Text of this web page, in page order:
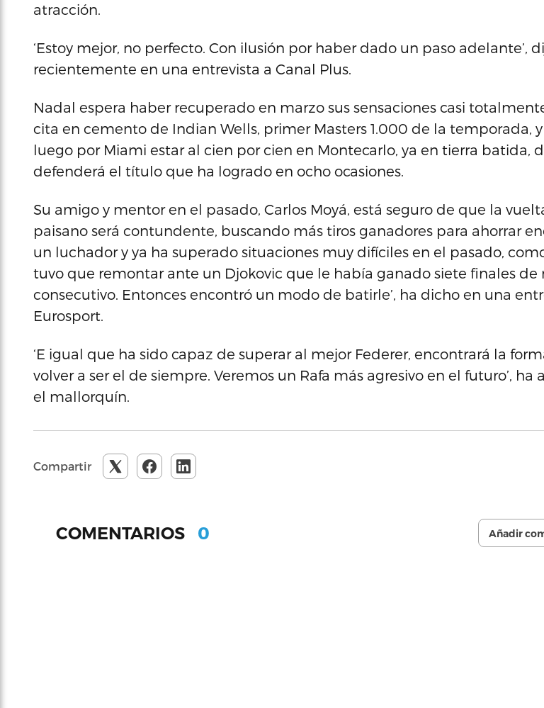
atracción.
‘Estoy mejor, no perfecto. Con ilusión por haber dado un paso adelante’,
recientemente en una entrevista a Canal Plus.
Nadal espera haber recuperado en marzo sus sensaciones casi
cita en cemento de Indian Wells, primer Masters 1.000 de la temporada,
luego por Miami estar al cien por cien en Montecarlo, ya en tierra batida,
defenderá el título que ha logrado en ocho ocasiones.
Su amigo y mentor en el pasado, Carlos Moyá, está seguro de que la
paisano será contundente, buscando más tiros ganadores para ahorrar
un luchador y ya ha superado situaciones muy difíciles en el pasado,
tuvo que remontar ante un Djokovic que le había ganado siete finales de
consecutivo. Entonces encontró un modo de batirle’, ha dicho en una
Eurosport.
‘E igual que ha sido capaz de superar al mejor Federer, encontrará la
volver a ser el de siempre. Veremos un Rafa más agresivo en el futuro’, ha
el mallorquín.
Compartir
COMENTARIOS 0 Añadir